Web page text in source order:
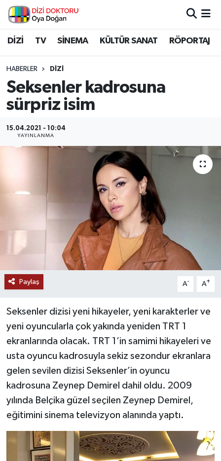
DİZİ TV SİNEMA KÜLTÜR SANAT RÖPORTAJ
HABERLER DİZİ
Seksenler kadrosuna
sürpriz isim
15.04.2021 - 10:04
YAYINLANMA
Paylaş A- A+
Seksenler dizisi yeni hikayeler, yeni karakterler ve
yeni oyuncularla çok yakında yeniden TRT 1
ekranlarında olacak. TRT 1’in samimi hikayeleri ve
usta oyuncu kadrosuyla sekiz sezondur ekranlara
gelen sevilen dizisi Seksenler’in oyuncu
kadrosuna Zeynep Demirel dahil oldu. 2009
yılında Belçika güzel seçilen Zeynep Demirel,
eğitimini sinema televizyon alanında yaptı.
İstanbul Nöbetçi Eczaneler
İstanbul Namaz Vakitleri
İstanbul Trafik Yoğunluk Haritası
Süper Lig Puan Durumu ve Fikstür
Son Dakika Haberleri